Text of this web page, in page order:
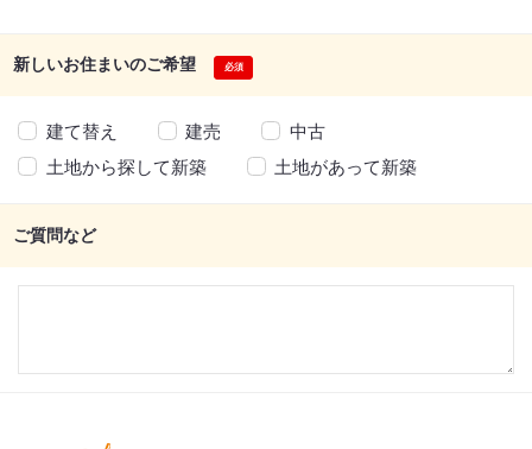
新しいお住まいのご希望
建て替え 建売
中古
土地から探して新築
土地があって新築
ご質問など